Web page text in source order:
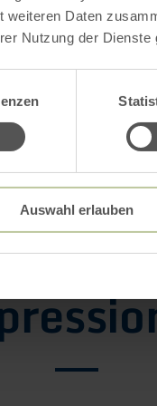
Daten
Nutzung der Dienste
Auswahl erlauben
ist ab
links (westlich)